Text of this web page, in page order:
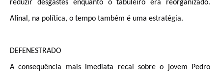
reduzir desgastes enquanto o tabuleiro era reorganizado.
Afinal, na política, o tempo também é uma estratégia.
DEFENESTRADO
A consequência mais imediata recai sobre o jovem Pedro